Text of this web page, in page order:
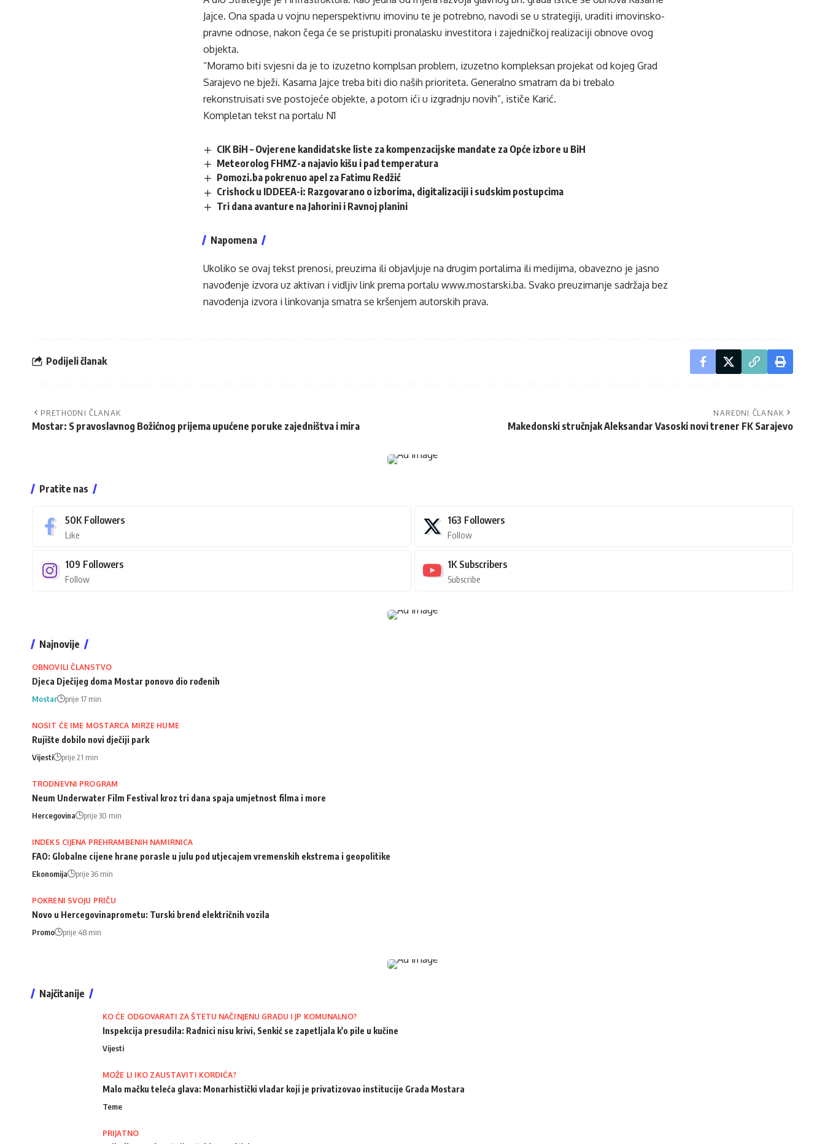
Jajce. Ona spada u vojnu neperspektivnu imovinu te je potrebno, navodi se u strategiji, uraditi imovinsko-
pravne odnose, nakon čega će se pristupiti pronalasku investitora i zajedničkoj realizaciji obnove ovog
objekta.
“Moramo biti svjesni da je to izuzetno komplsan problem, izuzetno kompleksan projekat od kojeg Grad
Sarajevo ne bježi. Kasarna Jajce treba biti dio naših prioriteta. Generalno smatram da bi trebalo
rekonstruisati sve postojeće objekte, a potom ići u izgradnju novih”, ističe Karić.
Kompletan tekst na portalu N1
CIK BiH – Ovjerene kandidatske liste za kompenzacijske mandate za Opće izbore u BiH
Meteorolog FHMZ-a najavio kišu i pad temperatura
Pomozi.ba pokrenuo apel za Fatimu Redžić
Crishock u IDDEEA-i: Razgovarano o izborima, digitalizaciji i sudskim postupcima
Tri dana avanture na Jahorini i Ravnoj planini
Napomena
Ukoliko se ovaj tekst prenosi, preuzima ili objavljuje na drugim portalima ili medijima, obavezno je jasno
navođenje izvora uz aktivan i vidljiv link prema portalu www.mostarski.ba. Svako preuzimanje sadržaja bez
navođenja izvora i linkovanja smatra se kršenjem autorskih prava.
Podijeli članak
PRETHODNI ČLANAK
Mostar: S pravoslavnog Božićnog prijema upućene poruke zajedništva i mira
NAREDNI ČLANAK
Makedonski stručnjak Aleksandar Vasoski novi trener FK Sarajevo
Pratite nas
50K Followers
Like
163 Followers
Follow
109 Followers
Follow
1K Subscribers
Subscribe
Najnovije
OBNOVILI ČLANSTVO
Djeca Dječijeg doma Mostar ponovo dio rođenih
Mostar prije 17 min
NOSIT ĆE IME MOSTARCA MIRZE HUME
Rujište dobilo novi dječiji park
Vijesti prije 21 min
TRODNEVNI PROGRAM
Neum Underwater Film Festival kroz tri dana spaja umjetnost filma i more
Hercegovina prije 30 min
INDEKS CIJENA PREHRAMBENIH NAMIRNICA
FAO: Globalne cijene hrane porasle u julu pod utjecajem vremenskih ekstrema i geopolitike
Ekonomija prije 36 min
POKRENI SVOJU PRIČU
Novo u Hercegovinaprometu: Turski brend električnih vozila
Promo prije 48 min
Najčitanije
KO ĆE ODGOVARATI ZA ŠTETU NAČINJENU GRADU I JP KOMUNALNO?
Inspekcija presudila: Radnici nisu krivi, Senkić se zapetljala k'o pile u kučine
Vijesti
MOŽE LI IKO ZAUSTAVITI KORDIĆA?
Malo mačku teleća glava: Monarhistički vladar koji je privatizovao institucije Grada Mostara
Teme
PRIJATNO